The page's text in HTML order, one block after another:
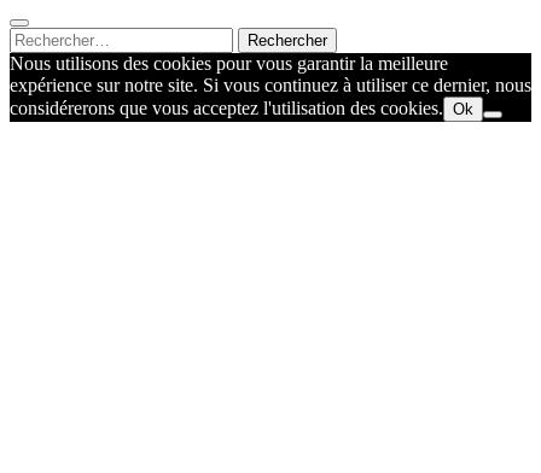
Rechercher :
Nous utilisons des cookies pour vous garantir la meilleure
expérience sur notre site. Si vous continuez à utiliser ce dernier, nous
considérerons que vous acceptez l'utilisation des cookies. Ok